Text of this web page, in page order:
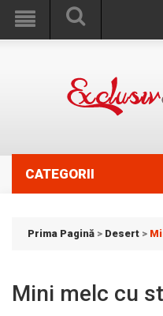
CATEGORII
Prima Pagină > Desert >
Mini melc cu